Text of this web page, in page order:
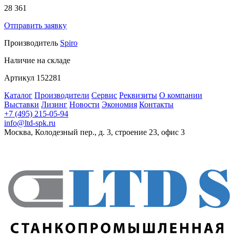
28 361
Отправить заявку
Производитель Spiro
Наличие на складе
Артикул 152281
Каталог Производители Сервис Реквизиты О компании
Выставки Лизинг Новости Экономия Контакты
+7 (495) 215-05-94
info@ltd-spk.ru
Москва, Колодезный пер., д. 3, строение 23, офис 3